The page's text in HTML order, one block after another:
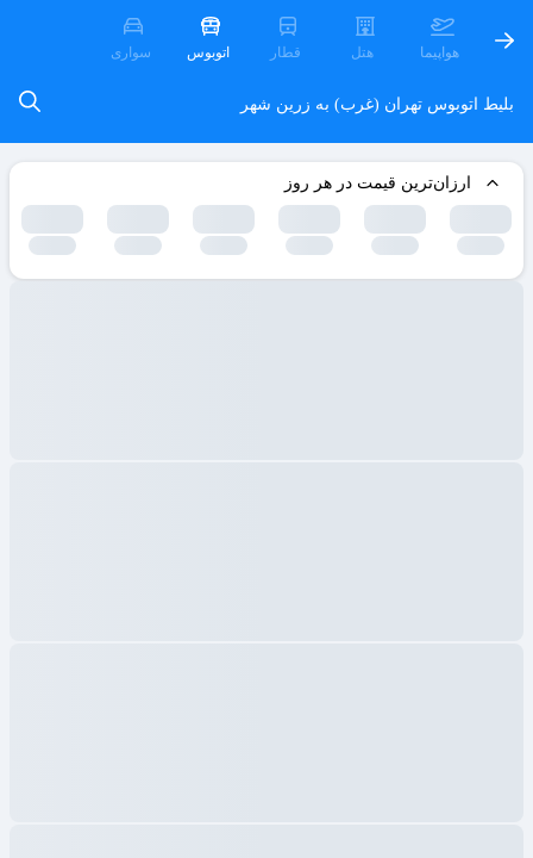
هواپیما هتل قطار اتوبوس سواری
بلیط اتوبوس تهران (غرب) به زرین شهر
ارزان‌ترین قیمت در هر روز